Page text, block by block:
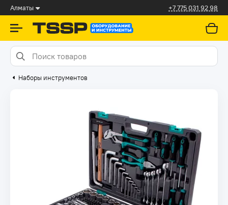
Алматы +7 775 031 92 98
Наборы инструментов